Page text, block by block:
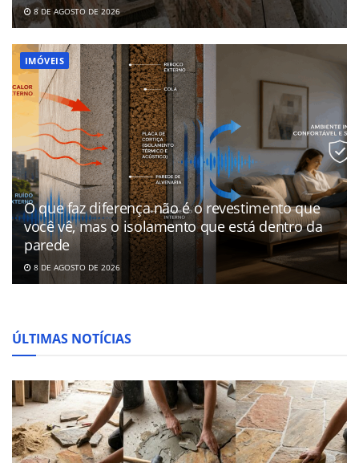
8 DE AGOSTO DE 2026
IMÓVEIS
O que faz diferença não é o revestimento que
você vê, mas o isolamento que está dentro da
parede
8 DE AGOSTO DE 2026
ÚLTIMAS NOTÍCIAS